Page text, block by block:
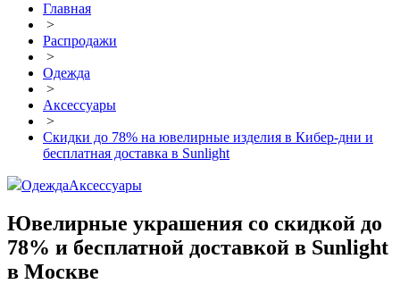
Главная
>
Распродажи
>
Одежда
>
Аксессуары
>
Скидки до 78% на ювелирные изделия в Кибер-дни и
бесплатная доставка в Sunlight
ОдеждаАксессуары
Ювелирные украшения со скидкой до
78% и бесплатной доставкой в Sunlight
в Москве